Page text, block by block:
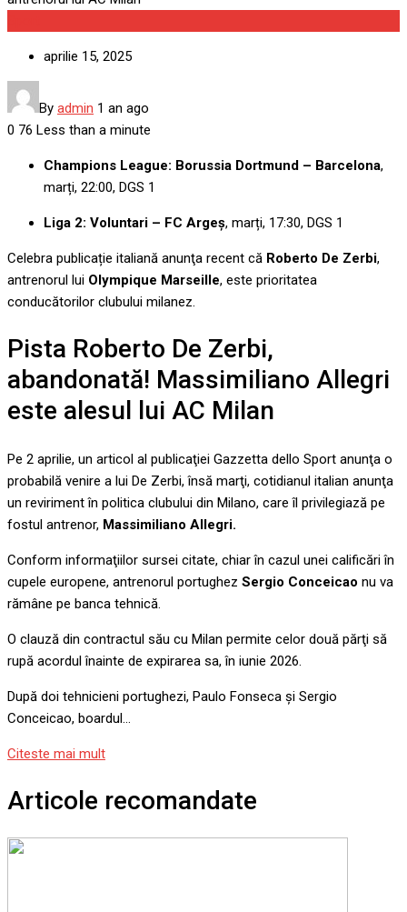
aprilie 15, 2025
By admin 1 an ago
0 76 Less than a minute
Champions League: Borussia Dortmund – Barcelona,
marți, 22:00, DGS 1
Liga 2: Voluntari – FC Argeș, marți, 17:30, DGS 1
Celebra publicație italiană anunţa recent că Roberto De Zerbi,
antrenorul lui Olympique Marseille, este prioritatea
conducătorilor clubului milanez.
Pista Roberto De Zerbi,
abandonată! Massimiliano Allegri
este alesul lui AC Milan
Pe 2 aprilie, un articol al publicaţiei Gazzetta dello Sport anunţa o
probabilă venire a lui De Zerbi, însă marţi, cotidianul italian anunţa
un reviriment în politica clubului din Milano, care îl privilegiază pe
fostul antrenor, Massimiliano Allegri.
Conform informaţiilor sursei citate, chiar în cazul unei calificări în
cupele europene, antrenorul portughez Sergio Conceicao nu va
rămâne pe banca tehnică.
O clauză din contractul său cu Milan permite celor două părţi să
rupă acordul înainte de expirarea sa, în iunie 2026.
După doi tehnicieni portughezi, Paulo Fonseca şi Sergio
Conceicao, boardul…
Citeste mai mult
Articole recomandate